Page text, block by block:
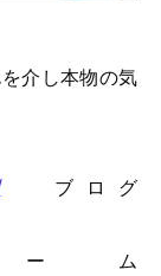
介し本物の気
ブログ
ム